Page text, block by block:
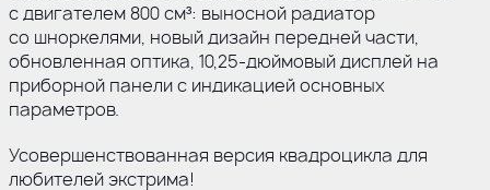
с двигателем 800 см³: выносной радиатор
со шноркелями, новый дизайн передней части,
обновленная оптика, 10,25-дюймовый дисплей на
приборной панели с индикацией основных
параметров.
Усовершенствованная версия квадроцикла для
любителей экстрима!